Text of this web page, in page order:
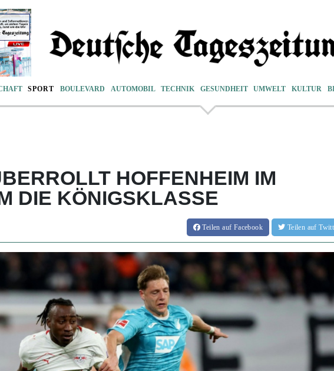
SPORT BOULEVARD AUTOMOBIL TECHNIK GESUNDHEIT UMWELT KULTUR
HOFFENHEIM IM
DIE KÖNIGSKLASSE
Teilenauf Facebook Teilen auf